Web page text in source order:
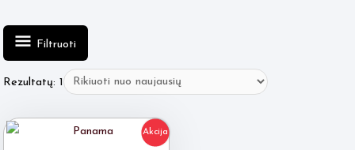
Filtruoti
Rezultatų: 1
Akcija